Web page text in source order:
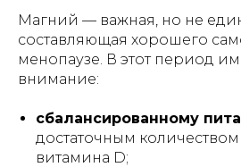
Магний — важная, но не
составляющая хорошего
менопаузе. В этот период
внимание:
сбалансированному
достаточным
витамина D;